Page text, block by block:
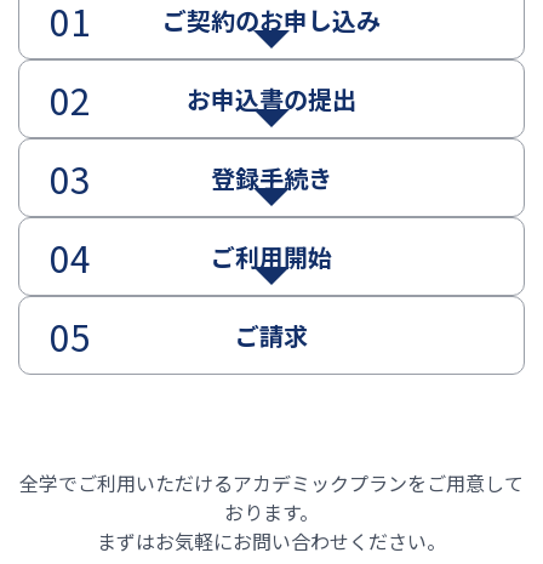
ご契約のお申し込み
お申込書の提出
登録手続き
ご利用開始
ご請求
全学でご利用いただけるアカデミックプランをご用意して
おります。
まずはお気軽にお問い合わせください。